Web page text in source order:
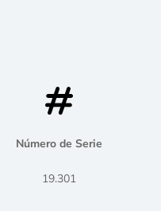
Número de Serie
19.301